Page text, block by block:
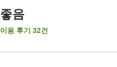
좋음
이용 후기 32건